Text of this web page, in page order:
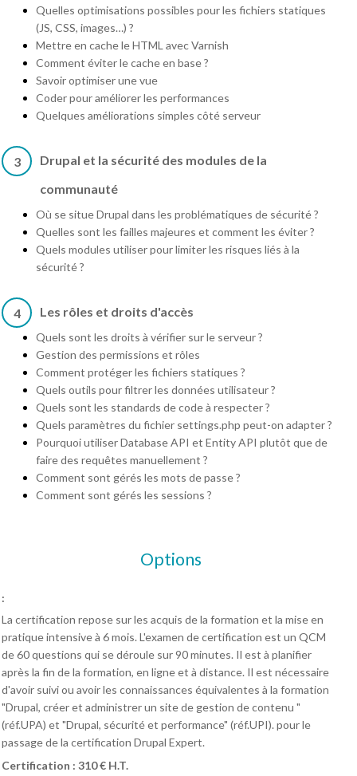
Quelles optimisations possibles pour les fichiers statiques
(JS, CSS, images…) ?
Mettre en cache le HTML avec Varnish
Comment éviter le cache en base ?
Savoir optimiser une vue
Coder pour améliorer les performances
Quelques améliorations simples côté serveur
3
Drupal et la sécurité des modules de la
communauté
Où se situe Drupal dans les problématiques de sécurité ?
Quelles sont les failles majeures et comment les éviter ?
Quels modules utiliser pour limiter les risques liés à la
sécurité ?
4 Les rôles et droits d'accès
Quels sont les droits à vérifier sur le serveur ?
Gestion des permissions et rôles
Comment protéger les fichiers statiques ?
Quels outils pour filtrer les données utilisateur ?
Quels sont les standards de code à respecter ?
Quels paramètres du fichier settings.php peut-on adapter ?
Pourquoi utiliser Database API et Entity API plutôt que de
faire des requêtes manuellement ?
Comment sont gérés les mots de passe ?
Comment sont gérés les sessions ?
Options
:
La certification repose sur les acquis de la formation et la mise en
pratique intensive à 6 mois. L'examen de certification est un QCM
de 60 questions qui se déroule sur 90 minutes. Il est à planifier
après la fin de la formation, en ligne et à distance. Il est nécessaire
d'avoir suivi ou avoir les connaissances équivalentes à la formation
"Drupal, créer et administrer un site de gestion de contenu "
(réf.UPA) et "Drupal, sécurité et performance" (réf.UPI). pour le
passage de la certification Drupal Expert.
Certification : 310 € H.T.